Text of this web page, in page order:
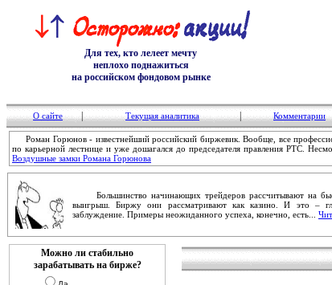
Для тех, кто лелеет мечту
неплохо поднажиться
на российском фондовом рынке
О сайте Текущая аналитика Комментарии
Роман Горюнов - известнейший российский биржевик. Вообще, все
по карьерной лестнице и уже дошагался до председателя правления РТС.
Воздушные замки Романа Горюнова
Большинство начинающих трейдеров рассчитывают на
выигрыш. Биржу они рассматривают как казино. И это –
заблуждение. Примеры неожиданного успеха, конечно, есть...
Можно ли стабильно
зарабатывать на бирже?